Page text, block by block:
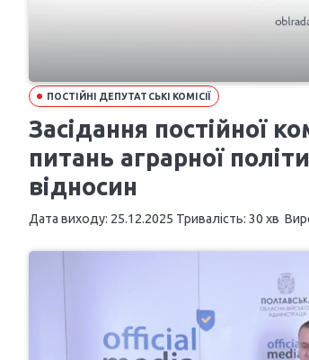
ПОСТІЙНІ ДЕПУТАТСЬКІ КОМІСІЇ
Засідання постійної
питань аграрної
відносин
Дата виходу: 25.12.2025 Тривалість: 30 хв